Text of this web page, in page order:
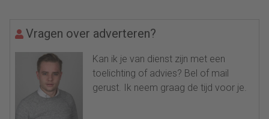
Vragen over adverteren?
Kan ik je van dienst zijn met een
toelichting of advies? Bel of mail
gerust. Ik neem graag de tijd voor je.